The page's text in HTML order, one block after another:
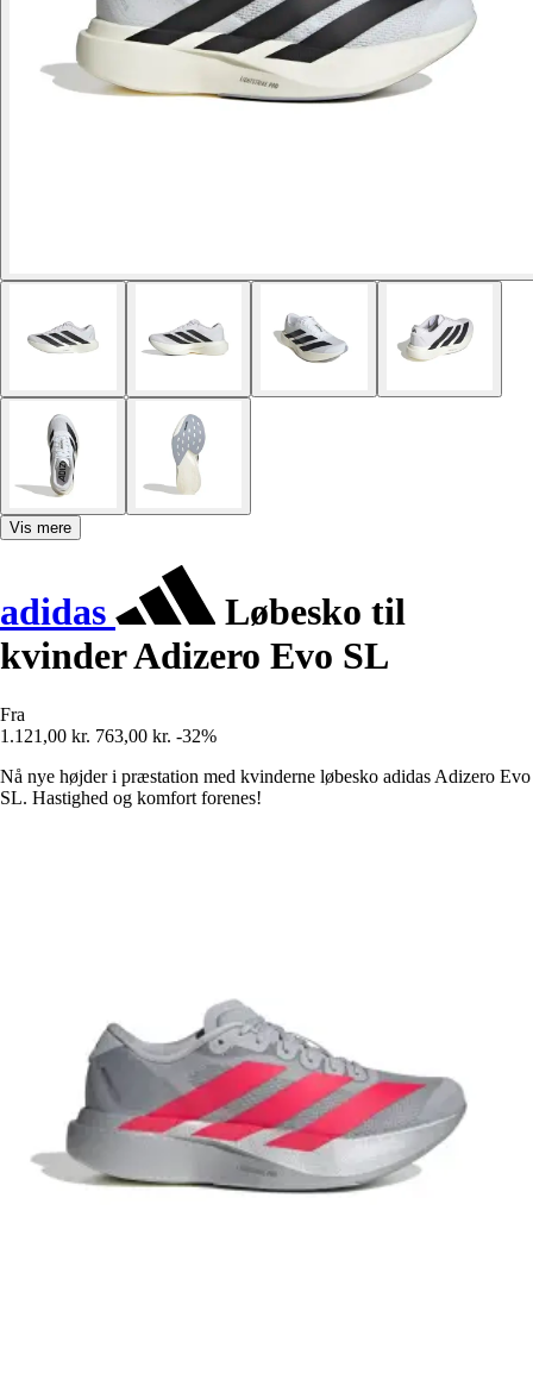
Vis mere
adidas
Løbesko til
kvinder Adizero Evo SL
Fra
1.121,00 kr. 763,00 kr. -32%
Nå nye højder i præstation med kvinderne løbesko adidas Adizero Evo
SL. Hastighed og komfort forenes!